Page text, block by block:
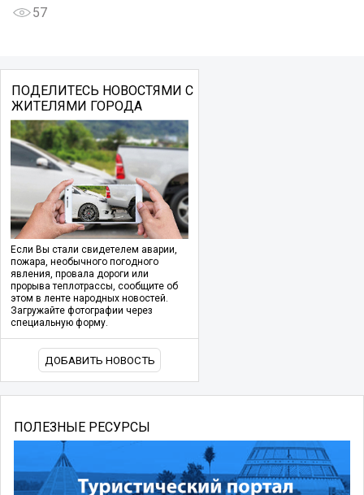
57
ПОДЕЛИТЕСЬ НОВОСТЯМИ С
ЖИТЕЛЯМИ ГОРОДА
Если Вы стали свидетелем аварии,
пожара, необычного погодного
явления, провала дороги или
прорыва теплотрассы, сообщите об
этом в ленте народных новостей.
Загружайте фотографии через
специальную форму.
ДОБАВИТЬ НОВОСТЬ
ПОЛЕЗНЫЕ РЕСУРСЫ